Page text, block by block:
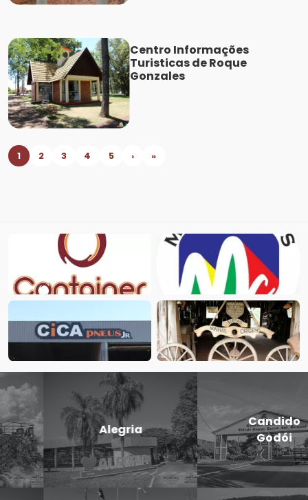
Centro Informações
Turisticas de Roque
Gonzales
1 2 3 4 5 › »
Candido
Godói
Cerro Largo